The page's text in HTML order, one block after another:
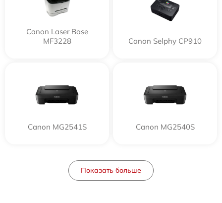
Canon Laser Base
MF3228
Canon Selphy CP910
Canon MG2541S Canon MG2540S
Показать больше